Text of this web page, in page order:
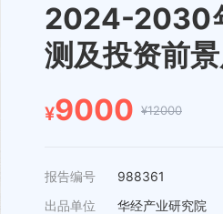
2024-2030
测及投资前
¥9000 ¥12000
报告编号
988361
出品单位
华经产业研究院